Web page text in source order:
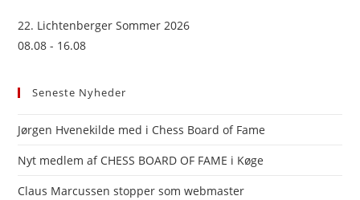
22. Lichtenberger Sommer 2026
08.08 - 16.08
Seneste Nyheder
Jørgen Hvenekilde med i Chess Board of Fame
Nyt medlem af CHESS BOARD OF FAME i Køge
Claus Marcussen stopper som webmaster